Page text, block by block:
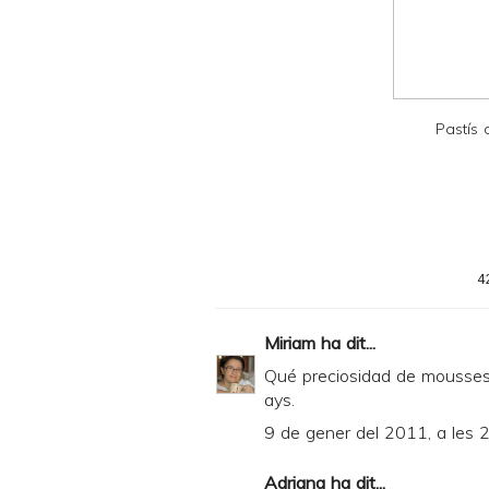
F
Pastís
Miriam ha dit...
Qué preciosidad de
ays.
9 de gener del 2011, a les
Adriana ha dit...